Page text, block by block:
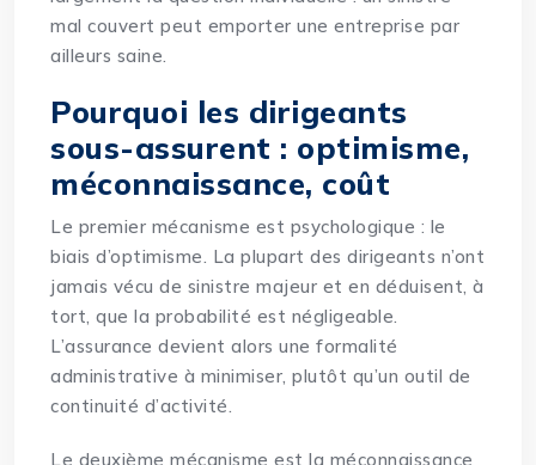
mal couvert peut emporter une entreprise par
ailleurs saine.
Pourquoi les dirigeants
sous-assurent : optimisme,
méconnaissance, coût
Le premier mécanisme est psychologique : le
biais d’optimisme. La plupart des dirigeants n’ont
jamais vécu de sinistre majeur et en déduisent, à
tort, que la probabilité est négligeable.
L’assurance devient alors une formalité
administrative à minimiser, plutôt qu’un outil de
continuité d’activité.
Le deuxième mécanisme est la méconnaissance